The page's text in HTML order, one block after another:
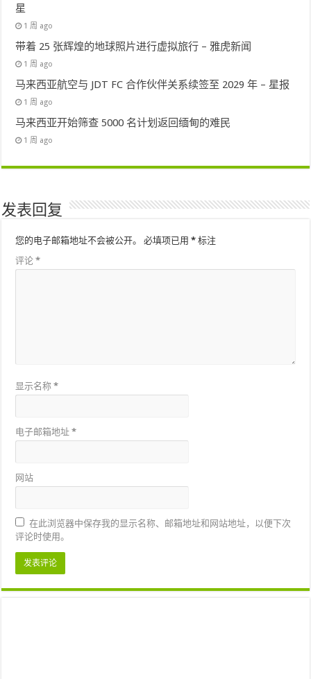
星
1 周 ago
带着 25 张辉煌的地球照片进行虚拟旅行 – 雅虎新闻
1 周 ago
马来西亚航空与 JDT FC 合作伙伴关系续签至 2029 年 – 星报
1 周 ago
马来西亚开始筛查 5000 名计划返回缅甸的难民
1 周 ago
发表回复
您的电子邮箱地址不会被公开。 必填项已用* 标注
评论*
显示名称*
电子邮箱地址*
网站
在此浏览器中保存我的显示名称、邮箱地址和网站地址，以便下次
评论时使用。